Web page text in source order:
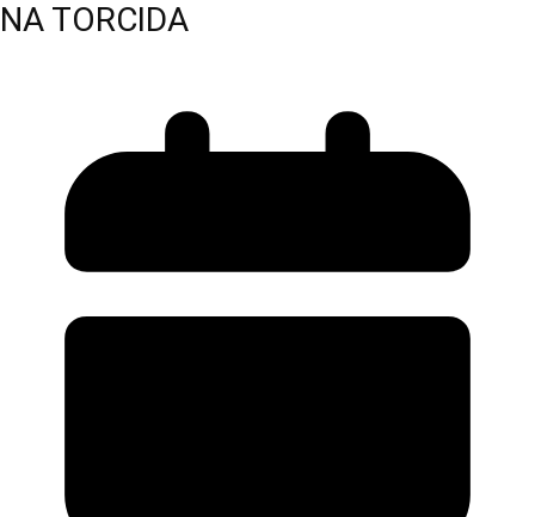
NA TORCIDA